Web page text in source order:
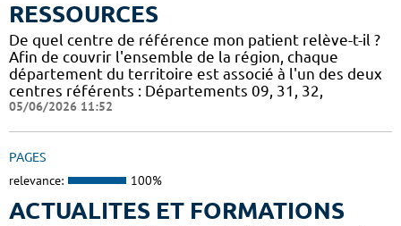
RESSOURCES
De quel centre de référence mon patient relève-t-il ?
Afin de couvrir l'ensemble de la région, chaque
département du territoire est associé à l'un des deux
centres référents : Départements 09, 31, 32,
05/06/2026 11:52
PAGES
relevance: 100%
ACTUALITES ET FORMATIONS